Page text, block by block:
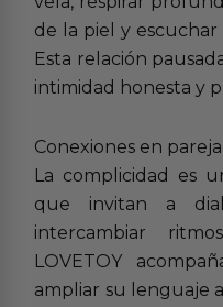
de la piel y
Esta relación
intimidad honesta y
Conexiones en pareja
La complicidad es
que invitan a
intercambiar
LOVETOY
ampliar su lenguaje